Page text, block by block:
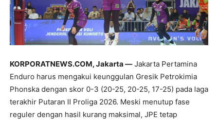
KORPORATNEWS.COM, Jakarta — Jakarta Pertamina
Enduro harus mengakui keunggulan Gresik Petrokimia
Phonska dengan skor 0-3 (20-25, 20-25, 17-25) pada laga
terakhir Putaran II Proliga 2026. Meski menutup fase
reguler dengan hasil kurang maksimal, JPE tetap